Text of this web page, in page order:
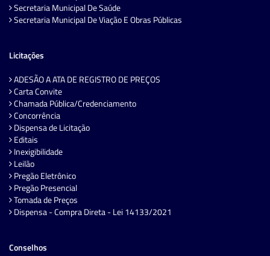
Secretaria Municipal De Saúde
Secretaria Municipal De Viação E Obras Públicas
Licitações
ADESÃO A ATA DE REGISTRO DE PREÇOS
Carta Convite
Chamada Pública/Credenciamento
Concorrência
Dispensa de Licitação
Editais
Inexigibilidade
Leilão
Pregão Eletrônico
Pregão Presencial
Tomada de Preços
Dispensa - Compra Direta - Lei 14133/2021
Conselhos